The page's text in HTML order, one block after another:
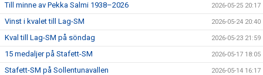
Till minne av Pekka Salmi 1938–2026 2026-05-25 20:17
Vinst i kvalet till Lag-SM 2026-05-24 20:40
Kval till Lag-SM på söndag 2026-05-23 21:59
15 medaljer på Stafett-SM 2026-05-17 18:05
Stafett-SM på Sollentunavallen 2026-05-14 16:17